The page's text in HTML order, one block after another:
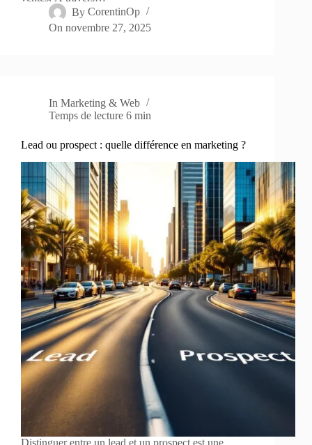
By CorentinOp
On novembre 27, 2025
In Marketing & Web
Temps de lecture 6 min
Lead ou prospect : quelle différence en marketing ?